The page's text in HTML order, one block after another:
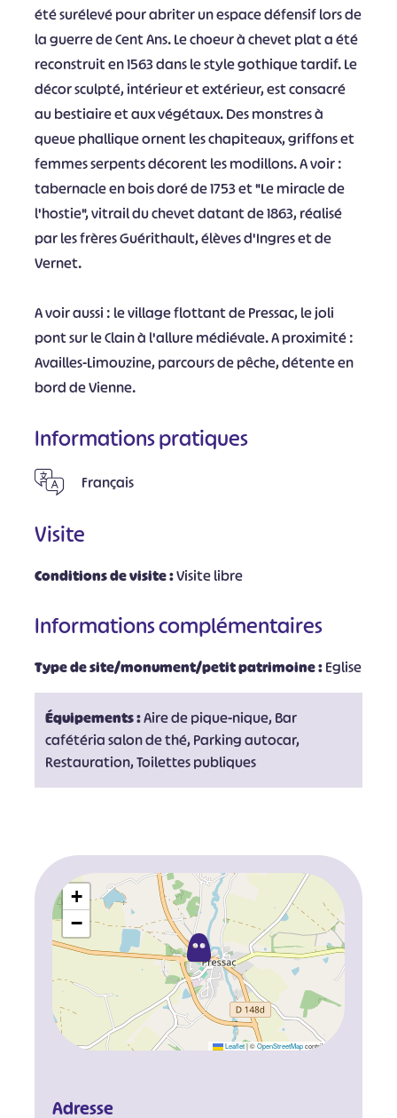
été surélevé pour abriter un espace défensif lors de
la guerre de Cent Ans. Le choeur à chevet plat a été
reconstruit en 1563 dans le style gothique tardif. Le
décor sculpté, intérieur et extérieur, est consacré
au bestiaire et aux végétaux. Des monstres à
queue phallique ornent les chapiteaux, griffons et
femmes serpents décorent les modillons. A voir :
tabernacle en bois doré de 1753 et "Le miracle de
l'hostie", vitrail du chevet datant de 1863, réalisé
par les frères Guérithault, élèves d'Ingres et de
Vernet.
A voir aussi : le village flottant de Pressac, le joli
pont sur le Clain à l'allure médiévale. A proximité :
Availles-Limouzine, parcours de pêche, détente en
bord de Vienne.
Informations pratiques
Français
Visite
Conditions de visite :Visite libre
Informations complémentaires
Type de site/monument/petit patrimoine :Eglise
Équipements :Aire de pique-nique, Bar
cafétéria salon de thé, Parking autocar,
Restauration, Toilettes publiques
+
−
Leaflet |©OpenStreetMapcontributors
Adresse